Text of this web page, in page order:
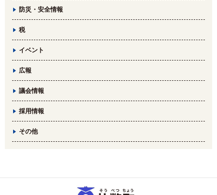
防災・安全情報
税
イベント
広報
議会情報
採用情報
その他